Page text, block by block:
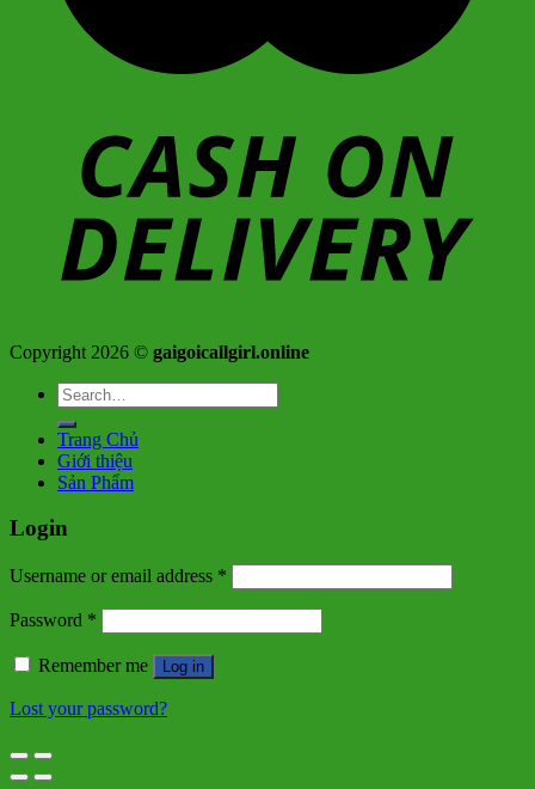
Copyright 2026 © gaigoicallgirl.online
Search
for:
Trang Chủ
Giới thiệu
Sản Phẩm
Login
Username or email address *
Password *
Remember me Log in
Lost your password?